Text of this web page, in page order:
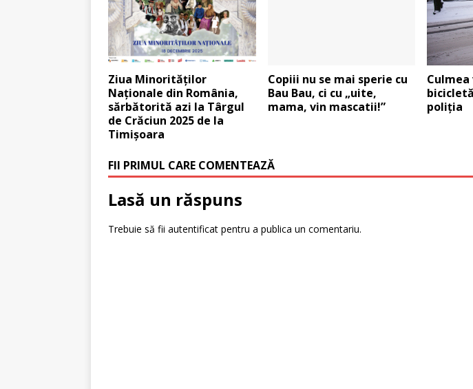
Ziua Minorităților
Naționale din România,
sărbătorită azi la Târgul
de Crăciun 2025 de la
Timișoara
Copiii nu se mai sperie cu
Bau Bau, ci cu „uite,
mama, vin mascatii!”
poliţia
FII PRIMUL CARE COMENTEAZĂ
Lasă un răspuns
Trebuie să fii autentificat pentru a publica un comentariu.